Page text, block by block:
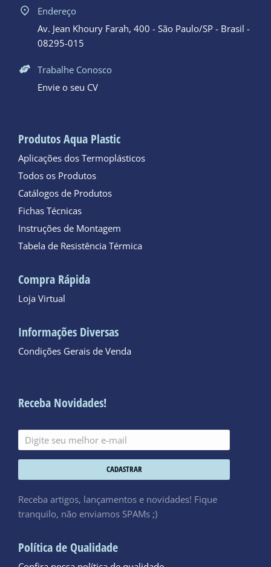
Endereço
Av. Jean Khoury Farah, 400 - São Paulo/SP - Brasil -
08295-015
Trabalhe Conosco
Envie o seu CV
Produtos Aqua Plastic
Aplicações dos Termoplásticos
Todos os Produtos
Catálogos de Produtos
Fichas Técnicas
Instruções de Montagem
Tabela de Resistência Térmica
Compra Rápida
Loja Virtual
Informações Diversas
Condições Gerais de Venda
Receba Novidades!
CADASTRAR
Receba artigos, lançamentos e novidades! Fique
tranquilo, não enviamos SPAMs ;)
Política de Qualidade